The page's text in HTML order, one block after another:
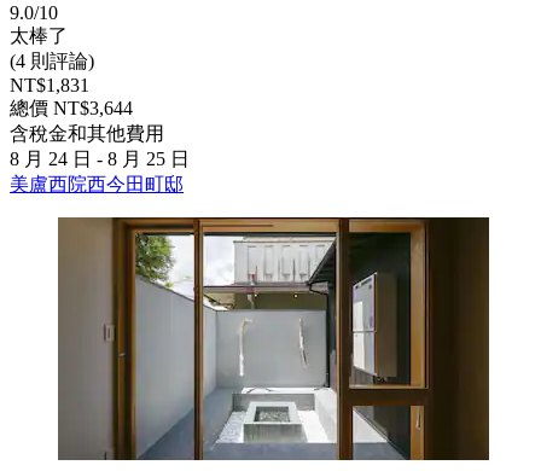
9.0/10
太棒了
(4 則評論)
NT$1,831
總價 NT$3,644
含稅金和其他費用
8 月 24 日 - 8 月 25 日
美盧西院西今田町邸